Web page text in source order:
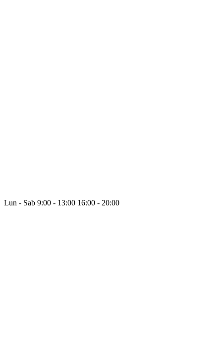
Lun - Sab 9:00 - 13:00 16:00 - 20:00